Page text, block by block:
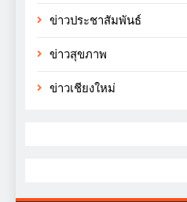
ข่าวประชาสัมพันธ์
ข่าวสุขภาพ
ข่าวเชียงใหม่